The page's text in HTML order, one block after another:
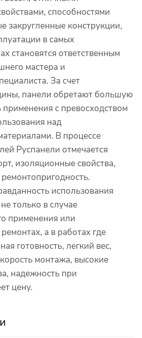
способностями
закругленные конструкции,
в самых
становятся ответственным
мастера и
За счет
панели обретают большую
с превосходством
над
В процессе
Руспанели отмечается
изоляционные свойства,
использования
только в случае
применения или
а в работах где
готовность, легкий вес,
монтажа, высокие
надежность при
цену.